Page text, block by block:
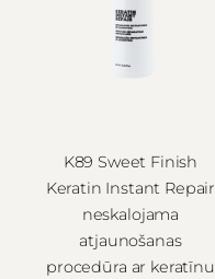
K89 Sweet Finish
Keratin Instant Repair
neskalojama
atjaunošanas
procedūra ar keratīnu